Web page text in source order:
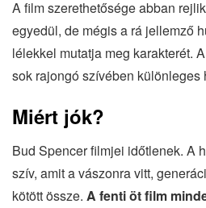
A film szerethetősége abban
egyedül, de mégis a rá jellemző
lélekkel mutatja meg karakterét.
sok rajongó szívében különleges
Miért jók?
Bud Spencer filmjei időtlenek. A
szív, amit a vászonra vitt,
kötött össze. A fenti öt film